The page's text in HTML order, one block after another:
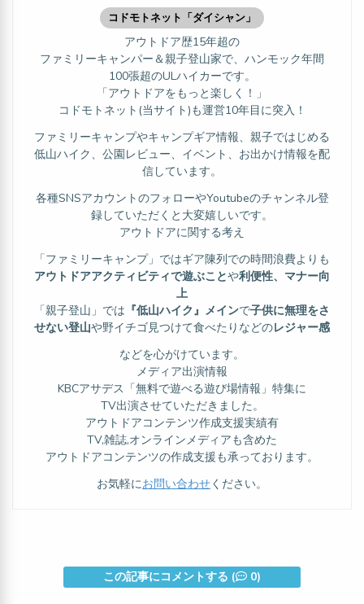
コドモトネット「ダイシャン」
アウトドア歴15年超の
ファミリーキャンパー＆親子登山家で、ハンモック年間
100張超のULハイカーです。
「アウトドアをもっと楽しく！」
コドモトネット(当サイト)も運営10年目に突入！
ファミリーキャンプやキャンプギア情報、親子ではじめる
低山ハイク、公園レビュー、イベント、お出かけ情報を配
信しています。
各種SNSアカウントのフォローやYoutubeのチャンネル登
録していただくと大変嬉しいです。
アウトドアに関する考え
「ファミリーキャンプ」ではギア陳列での時間浪費よりも
アウトドアアクティビティで遊ぶことや利便性、マナー向
上
「親子登山」では 『低山ハイク』メインで子供に無理をさ
せない登山や野イチゴ見つけて食べたりなどのレジャー感
などを心がけています。
メディア出演情報
KBCアサデス「無料で遊べる遊び場情報」特集に
TV出演させていただきました。
アウトドアコンテンツ作成支援実績有
TV,雑誌,オンラインメディアも含めた
アウトドアコンテンツの作成支援も承っております。
お気軽にお問い合わせください。
この記事にコメントする ( 0)